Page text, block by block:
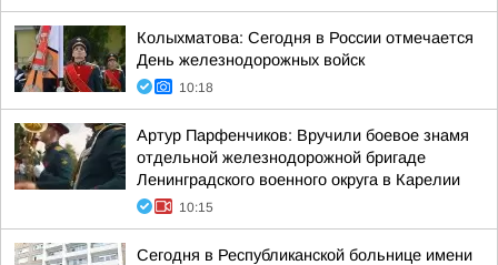
Колыхматова: Сегодня в России отмечается
День железнодорожных войск
10:18
Артур Парфенчиков: Вручили боевое знамя
отдельной железнодорожной бригаде
Ленинградского военного округа в Карелии
10:15
Сегодня в Республиканской больнице имени